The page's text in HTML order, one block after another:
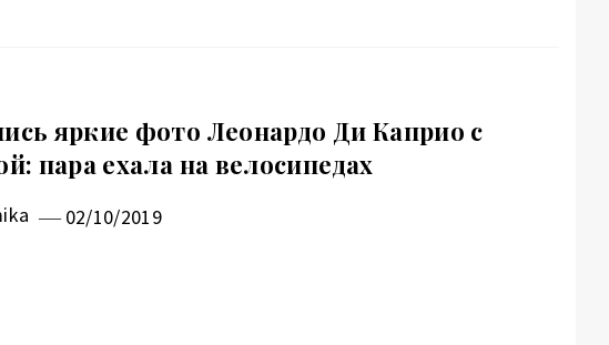
яркие фото Леонардо Ди Каприо с
пара ехала на велосипедах
02/10/2019